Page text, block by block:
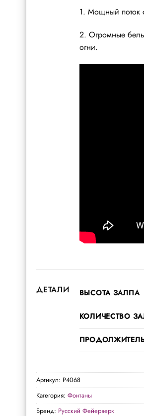
1. Мощный поток
2. Огромные
огни.
ДЕТАЛИ ВЫСОТА ЗАЛПА
КОЛИЧЕСТВО
Артикул: Р4068
Категория: Фонтаны
Бренд: Русский Фейерверк